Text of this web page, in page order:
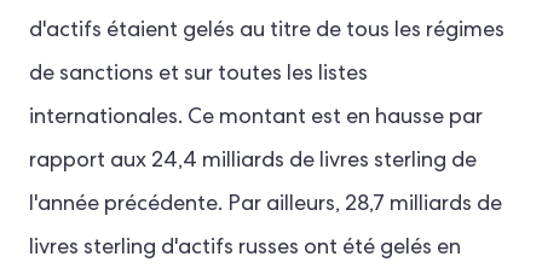
d'actifs étaient gelés au titre de tous les régimes
de sanctions et sur toutes les listes
internationales. Ce montant est en hausse par
rapport aux 24,4 milliards de livres sterling de
l'année précédente. Par ailleurs, 28,7 milliards de
livres sterling d'actifs russes ont été gelés en